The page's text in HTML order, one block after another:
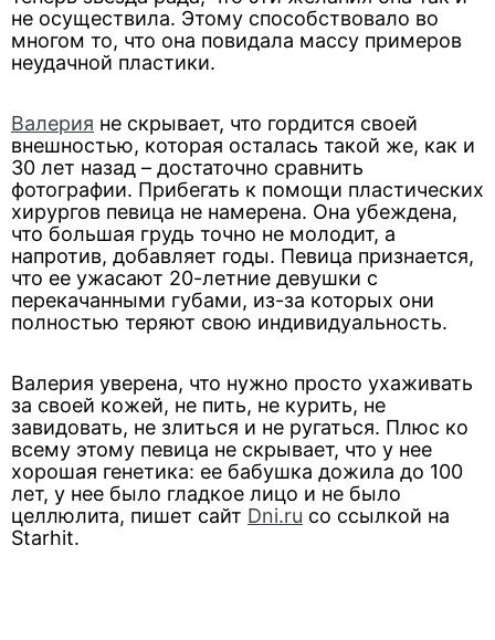
не осуществила. Этому способствовало во
многом то, что она повидала массу примеров
неудачной пластики.
Валерия не скрывает, что гордится своей
внешностью, которая осталась такой же, как и
30 лет назад – достаточно сравнить
фотографии. Прибегать к помощи пластических
хирургов певица не намерена. Она убеждена,
что большая грудь точно не молодит, а
напротив, добавляет годы. Певица признается,
что ее ужасают 20-летние девушки с
перекачанными губами, из-за которых они
полностью теряют свою индивидуальность.
Валерия уверена, что нужно просто ухаживать
за своей кожей, не пить, не курить, не
завидовать, не злиться и не ругаться. Плюс ко
всему этому певица не скрывает, что у нее
хорошая генетика: ее бабушка дожила до 100
лет, у нее было гладкое лицо и не было
целлюлита, пишет сайт Dni.ru со ссылкой на
Starhit.